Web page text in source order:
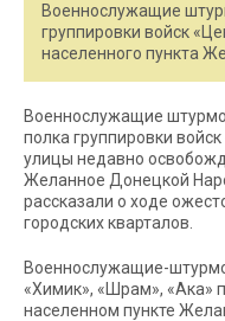
Военнослужащие
группировки войск
населенного пункта
Военнослужащие
полка группировки
улицы недавно
Желанное Донецкой
рассказали о ходе
городских кварталов.
Военнослужащие-
«Химик», «Шрам», «Ака»
населенном пункте